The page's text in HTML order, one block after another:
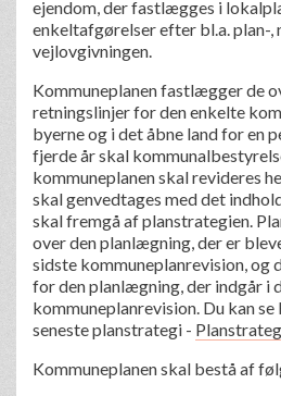
ejendom, der fastlægges i
enkeltafgørelser efter bl.a. plan-,
vejlovgivningen.
Kommuneplanen fastlægger de
retningslinjer for den enkelte
byerne og i det åbne land for en
fjerde år skal
kommuneplanen skal revideres
skal genvedtages med det
skal fremgå af planstrategien.
over den planlægning, der er
sidste kommuneplanrevision,
for den planlægning, der indgår i
kommuneplanrevision. Du kan
seneste planstrategi -
Kommuneplanen skal bestå af